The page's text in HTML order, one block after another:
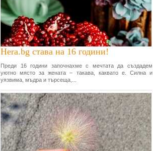
Hera.bg става на 16 години!
Преди 16 години започнахме с мечтата да създадем
уютно място за жената – такава, каквато е. Силна и
уязвима, мъдра и търсеща,...